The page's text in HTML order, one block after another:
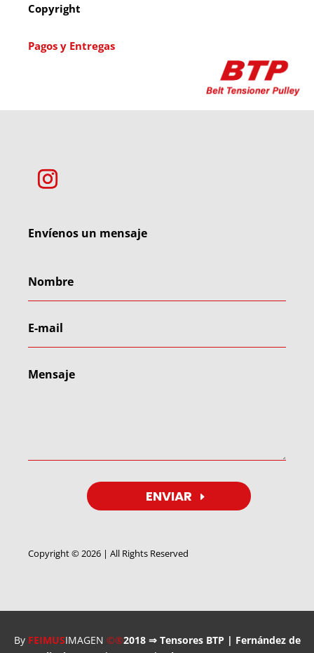
Copyright
Pagos y Entregas
Envíenos un mensaje
ENVIAR
Copyright © 2026 | All Rights Reserved
By FEIMUSIMAGEN ©®2018 ⇒ Tensores BTP | Fernández de